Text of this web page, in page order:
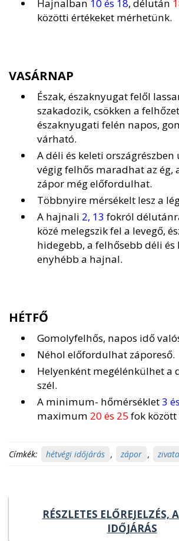
Hajnalban 10 és 18, délután
közötti értékeket mérhetünk.
VASÁRNAP
Észak, északnyugat felől
szakadozik, csökken a
északnyugati felén napos,
várható.
A déli és keleti
végig felhős maradhat az ég,
zápor még előfordulhat.
Többnyire mérsékelt lesz a
A hajnali 2, 13 fokról
közé melegszik fel a levegő,
hidegebb, a felhősebb déli
enyhébb a hajnal.
HÉTFŐ
Gomolyfelhős, napos idő
Néhol előfordulhat záporeső.
Helyenként megélénkülhet a
szél.
A minimum- hőmérséklet3
maximum 20 és 25 fok
Címkék: hétvégi időjárás , zápor ,
RÉSZLETES ELŐREJELZÉS,
IDŐJÁRÁS